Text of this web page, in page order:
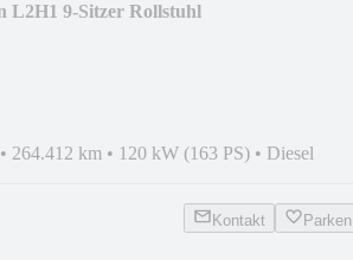
L2H1 9-Sitzer Rollstuhl
• 264.412 km • 120 kW (163 PS) • Diesel
Kontakt Parken